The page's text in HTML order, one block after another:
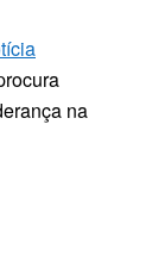
na